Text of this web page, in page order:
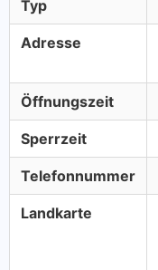
Typ
Adresse
Öffnungszeit
Sperrzeit
Telefonnummer
Landkarte